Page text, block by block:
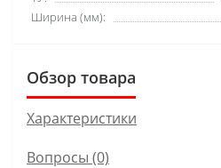
Ширина (мм):
Обзор товара
Характеристики
Вопросы (0)